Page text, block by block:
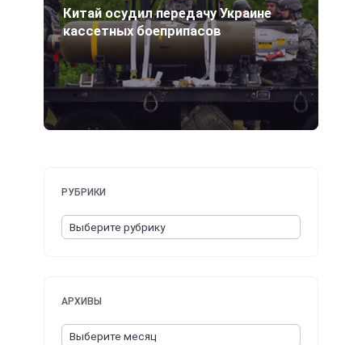
Китай осудил передачу Украине
кассетных боеприпасов
РУБРИКИ
АРХИВЫ